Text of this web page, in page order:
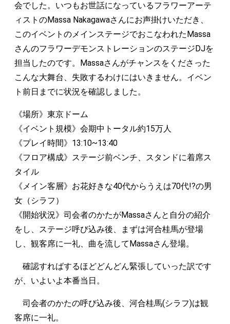
会でした。いつもお世話になっているフラワーアーテ
ィストのMassa Nakagawaさんにお声掛けいただき、
このイベントのメインステージでおこなわれたMassa
さんのフラワーデモンストレーションのステージDJを
担当したのです。Massaさんがチャンスをくださった
こんな大舞台、失敗するわけにはいきません。イベン
ト前日までに状況を確認しました。
《場所》東京ドーム
《イベント規模》会期中トータル約15万人
《プレイ時間》13:10~13:40
《フロア構成》ステージ前ベンチ、スタンドに着席ス
タイル
《メイン客層》お花好きな40代からうえは70代!?の男
女（シラフ）
《開始状況》司会者のかたがMassaさんと自分の紹介
をし、ステージ呼び込み後、まずは河合桂馬が登場
し、観客席に一礼、曲を流してMassaさん登場。
確認すればするほどどんどん緊張していった訳です
が、いよいよ本番当日。
司会者のかたの呼び込み後、河合桂馬(シラフ)は観
客席に一礼。